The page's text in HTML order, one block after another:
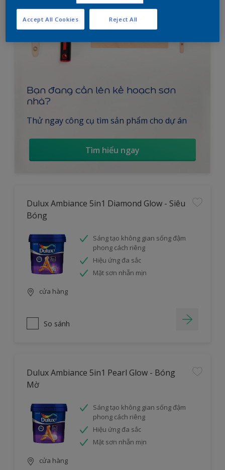
Bạn đang cần lên kế hoạch sơn
nhà?
Thử ngay công cụ tìm sản phẩm cho dự án
Tìm hiểu ngay
Dulux Ambiance 5in1 Diamond Glow - Siêu
Bóng
Sáng tạo không gian sống đậm
phong cách riêng
Hiệu ứng đa sắc
Mặt sơn nhẵn mịn
cửa hàng
So sánh
Dulux Ambiance 5in1 Pearl Glow - Bóng
Mờ
Sáng tạo không gian sống đậm
phong cách riêng
Hiệu ứng đa sắc
Mặt sơn nhẵn mịn
cửa hàng
Reject All
Accept All Cookies